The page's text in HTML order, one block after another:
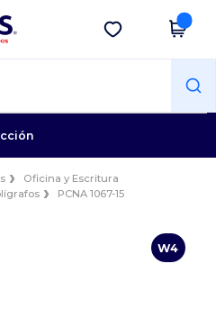
Descargar app
Oficina y Escritura
PCNA 1067-15
W4